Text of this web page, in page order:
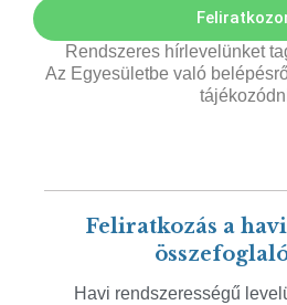
Rendszeres hírlevelünket
Az Egyesületbe való
Feliratkozás a
Havi rendszerességű